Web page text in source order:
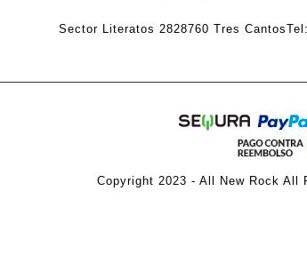
Sector Literatos 2828760 Tres Cantos
Copyright 2023 - All New Rock All